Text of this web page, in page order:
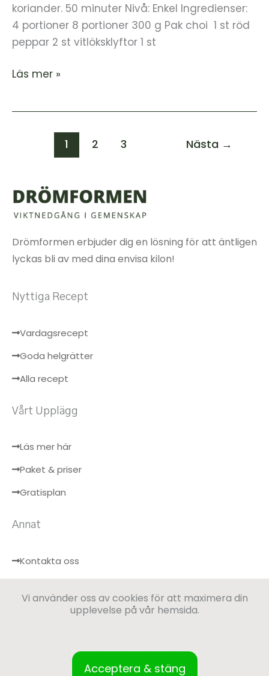
koriander. 50 minuter Nivå: Enkel Ingredienser:
4 portioner 8 portioner 300 g Pak choi 1 st röd
peppar 2 st vitlöksklyftor 1 st
Läs mer »
1 2 3 Nästa →
Drömformen erbjuder dig en lösning för att äntligen
lyckas bli av med dina envisa kilon!
Nyttiga Recept
Vardagsrecept
Goda helgrätter
Alla recept
Vårt Upplägg
Läs mer här
Paket & priser
Gratisplan
Annat
Kontakta oss
Vi använder oss av cookies för att maximera din
upplevelse på vår hemsida.
Acceptera & stäng